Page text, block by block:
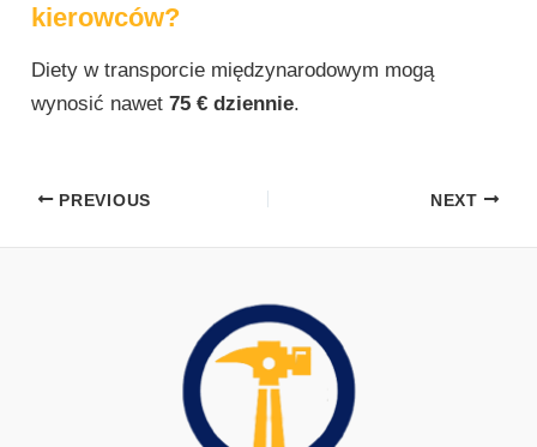
kierowców?
Diety w transporcie międzynarodowym mogą
wynosić nawet75 € dziennie.
PREVIOUS NEXT